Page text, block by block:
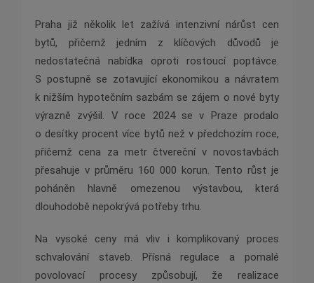
Praha již několik let zažívá intenzivní nárůst cen
bytů, přičemž jedním z klíčových důvodů je
nedostatečná nabídka oproti rostoucí poptávce.
S postupně se zotavující ekonomikou a návratem
k nižším hypotečním sazbám se zájem o nové byty
výrazně zvýšil. V roce 2024 se v Praze prodalo
o desítky procent více bytů než v předchozím roce,
přičemž cena za metr čtvereční v novostavbách
přesahuje v průměru 160 000 korun. Tento růst je
poháněn hlavně omezenou výstavbou, která
dlouhodobě nepokrývá potřeby trhu.
Na vysoké ceny má vliv i komplikovaný proces
schvalování staveb. Přísná regulace a pomalé
povolovací procesy způsobují, že realizace